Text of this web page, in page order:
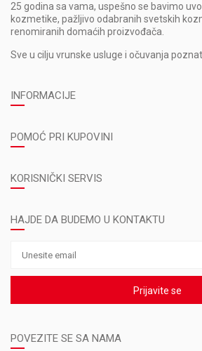
25 godina sa vama, uspešno se bavimo
kozmetike, pažljivo odabranih svetskih
renomiranih domaćih proizvođača.
Sve u cilju vrunske usluge i očuvanja
INFORMACIJE
POMOĆ PRI KUPOVINI
KORISNIČKI SERVIS
HAJDE DA BUDEMO U KONTAKTU
Prijavite se
POVEZITE SE SA NAMA